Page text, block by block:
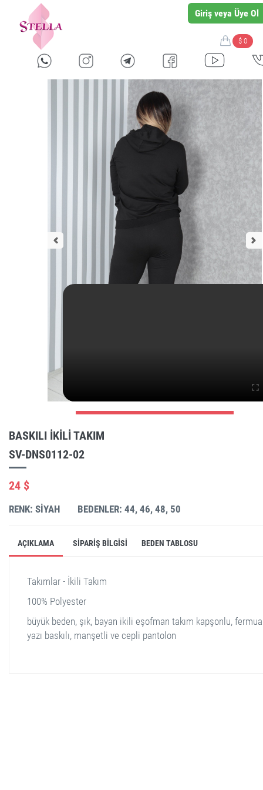
Giriş veya Üye Ol
$ 0
BASKILI IKILI TAKIM
SV-DNS0112-02
24 $
RENK: SIYAH BEDENLER: 44, 46, 48, 50
AÇIKLAMA SIPARIŞ BILGISI BEDEN TABLOSU
Takımlar - İkili Takım
100% Polyester
büyük beden, şık, bayan ikili eşofman takım kapşonlu,
yazı baskılı, manşetli ve cepli pantolon